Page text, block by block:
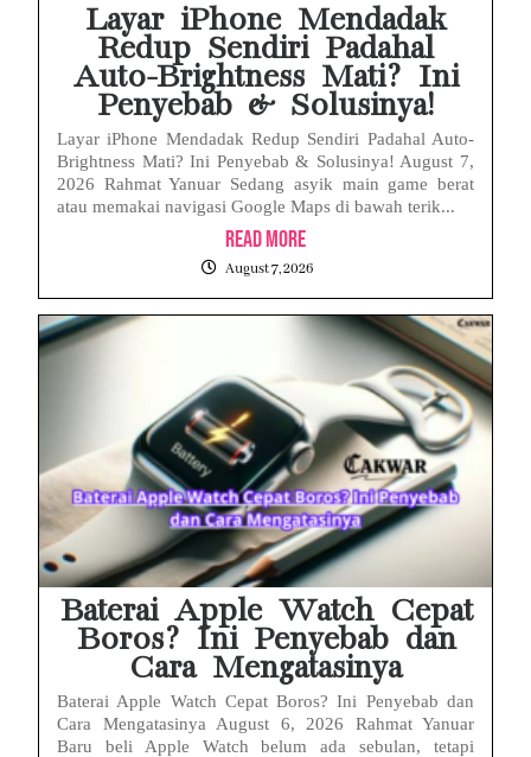
Layar iPhone Mendadak
Redup Sendiri Padahal
Auto-Brightness Mati? Ini
Penyebab & Solusinya!
Layar iPhone Mendadak Redup Sendiri Padahal Auto-
Brightness Mati? Ini Penyebab & Solusinya! August 7,
2026 Rahmat Yanuar Sedang asyik main game berat
atau memakai navigasi Google Maps di bawah terik...
Read More
August 7, 2026
Baterai Apple Watch Cepat
Boros? Ini Penyebab dan
Cara Mengatasinya
Baterai Apple Watch Cepat Boros? Ini Penyebab dan
Cara Mengatasinya August 6, 2026 Rahmat Yanuar
Baru beli Apple Watch belum ada sebulan, tetapi